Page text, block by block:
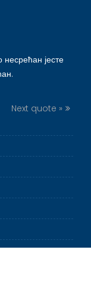
несрећан јесте
Next quote »